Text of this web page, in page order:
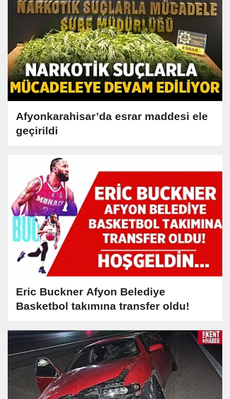
Afyonkarahisar’da esrar maddesi ele
geçirildi
Eric Buckner Afyon Belediye
Basketbol takımına transfer oldu!